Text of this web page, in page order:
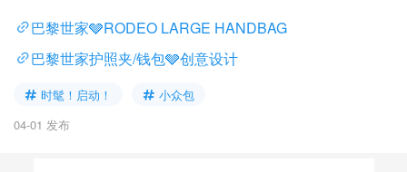
巴黎世家🩶RODEO LARGE HANDBAG
巴黎世家护照夹/钱包🩶创意设计
时髦！启动！
小众包
04-01 发布